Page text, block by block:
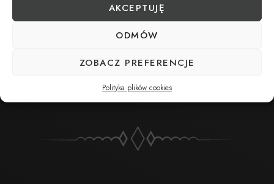
AKCEPTUJĘ
ODMÓW
ZOBACZ PREFERENCJE
Polityka plików cookies
UDOSTĘPNIJ NEKROLOG